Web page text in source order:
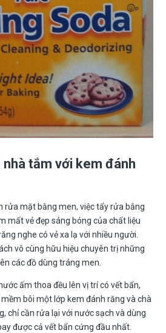
tắm với kem đánh
rửa mặt bằng men, việc tẩy rửa bằng
mất vẻ đẹp sáng bóng của chất liệu
nghe có vẻ xa lạ với nhiều người.
vô cùng hữu hiệu chuyên trị những
các đồ dùng tráng men.
ấm thoa đều lên vị trí có vết bẩn,
bôi một lớp kem đánh răng và chà
chỉ cần rửa lại với nước sạch và dùng
được cả vết bẩn cứng đầu nhất.